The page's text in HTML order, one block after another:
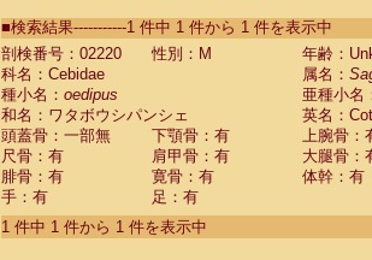
CebidaeSaguinus labiatus(0)
Cebidae Saguinus leucopus (0)
Cebidae
Cebidae
CebidaeSaguinus nigricollis (0)
Cebidae Saguinus oedipus
Cebidae Saguinus weddelli
Cebidae Saguinusspp.
Cebidae Aotus trivirgatus
Cebidae Cebus albifrons
■検索結果-----------1 件中 1 件から 1 件を表示中
剖検番号：02220
性別：M
年齢：
科名：Cebidae
属名：
種小名： oedipus
亜種小名
和名：ワタボウシパンシェ
英名：
頭蓋骨：一部無
下顎骨：有
上腕骨：
尺骨：有
肩甲骨：有
大腿骨：
腓骨：有
寛骨：有
体幹：有
手：有
足：有
1 件中 1 件から 1 件を表示中